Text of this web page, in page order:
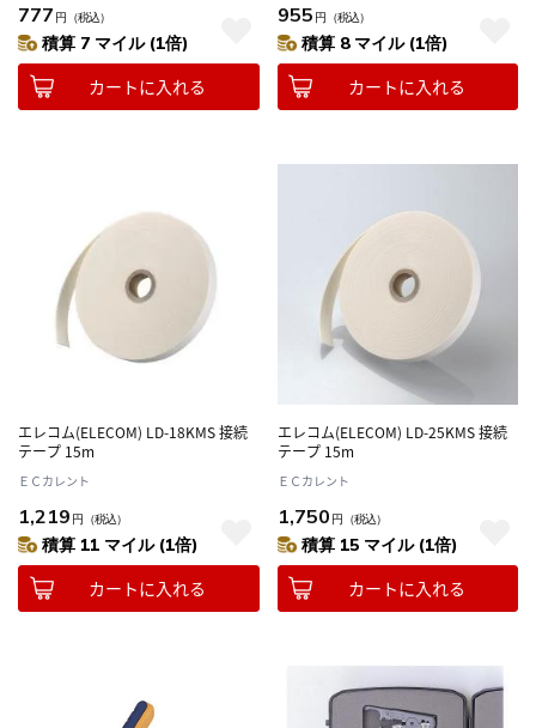
777 円 （税込）
積算 7 マイル (1倍)
カートに入れる
955 円 （税込）
積算 8 マイル (1倍)
カートに入れる
エレコム(ELECOM) LD-18KMS 接続
テープ 15m
ＥＣカレント
1,219 円 （税込）
積算 11 マイル (1倍)
カートに入れる
エレコム(ELECOM) LD-25KMS 接続
テープ 15m
ＥＣカレント
1,750 円 （税込）
積算 15 マイル (1倍)
カートに入れる